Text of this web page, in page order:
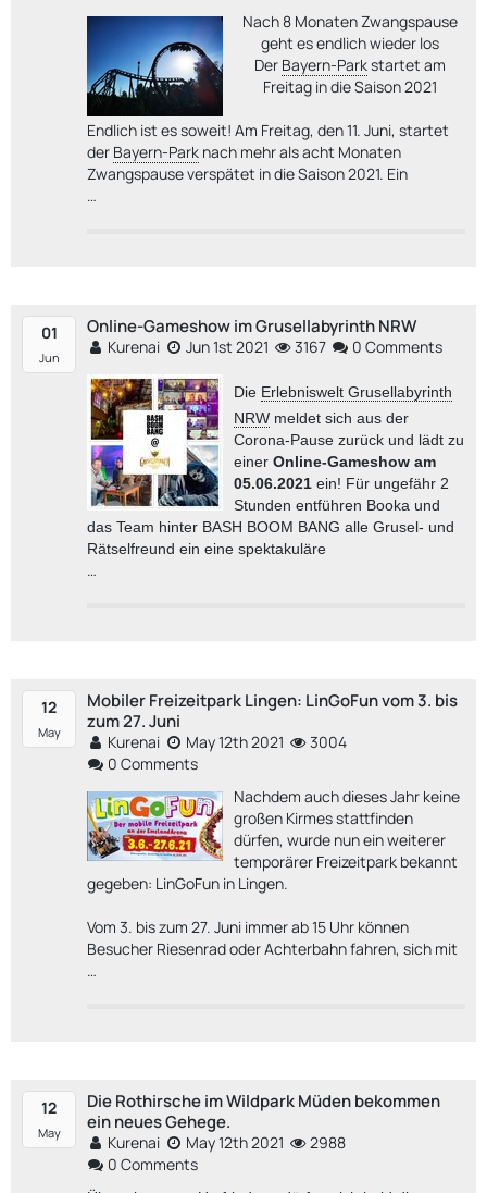
Nach 8 Monaten Zwangspause
geht es endlich wieder los
Der Bayern-Parkstartet am
Freitag in die Saison 2021
Endlich ist es soweit! Am Freitag, den 11. Juni, startet
der Bayern-Park nach mehr als acht Monaten
Zwangspause verspätet in die Saison 2021. Ein
…
01
Jun
Online-Gameshow im Grusellabyrinth NRW
Kurenai Jun 1st 2021 3167 0 Comments
Die Erlebniswelt Grusellabyrinth
NRW meldet sich aus der
Corona-Pause zurück und lädt zu
einer Online-Gameshow am
05.06.2021 ein! Für ungefähr 2
Stunden entführen Booka und
das Team hinter BASH BOOM BANG alle Grusel- und
Rätselfreund ein eine spektakuläre
…
12
May
Mobiler Freizeitpark Lingen: LinGoFun vom 3. bis
zum 27. Juni
Kurenai May 12th 2021
3004
0 Comments
Nachdem auch dieses Jahr keine
großen Kirmes stattfinden
dürfen, wurde nun ein weiterer
temporärer Freizeitpark bekannt
gegeben: LinGoFun in Lingen.
Vom 3. bis zum 27. Juni immer ab 15 Uhr können
Besucher Riesenrad oder Achterbahn fahren, sich mit
…
12
May
Die Rothirsche im Wildpark Müden bekommen
ein neues Gehege.
Kurenai May 12th 2021
2988
0 Comments